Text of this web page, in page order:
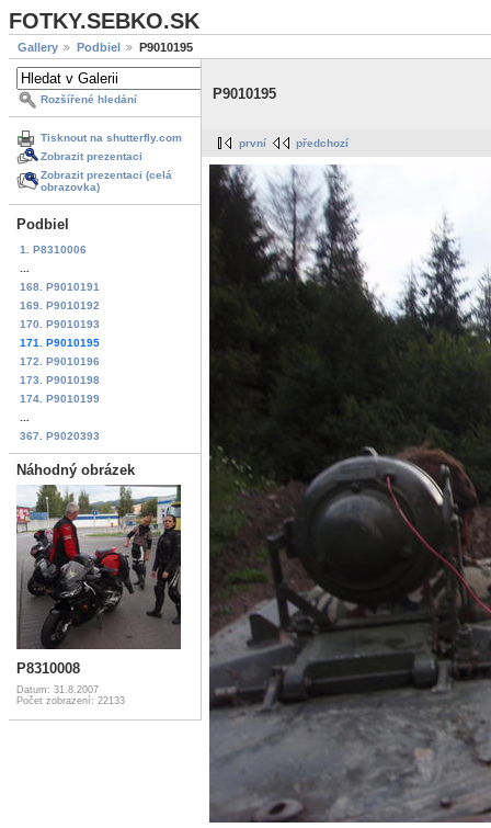
FOTKY.SEBKO.SK
Gallery Podbiel P9010195
Rozšířené hledání
Tisknout na shutterfly.com
Zobrazit prezentaci
Zobrazit prezentaci (celá
obrazovka)
Podbiel
1. P8310006
168. P9010191
169. P9010192
170. P9010193
171. P9010195
172. P9010196
173. P9010198
174. P9010199
367. P9020393
Náhodný obrázek
P8310008
Datum: 31.8.2007
Počet zobrazení: 22133
P9010195
první předchozí